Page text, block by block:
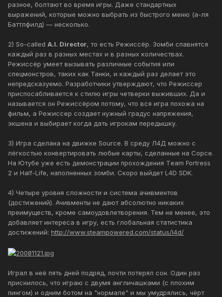
разное, болтают во время игры. Даже стандартных
выражений, которые можно выбрать из быстрого меню (а-ля
Баттлфилд) — несколько.
2) So-called A.I. Director, то есть Режиссёр. Зомби спавнятся
каждый раз в разных местах и в разных количествах.
Режиссёр умеет вызывать различные события или
спецмонстров, таких как Танки, и каждый раз делает это
непредсказуемо. Разработчики утверждают, что Режиссер
приспосабливается к стилю игры четверки выживших. Да и
называется он Режиссёром потому, что вся игра похожа на
фильм, а Режиссер создает нужный градус напряжения,
экшена и выбирает когда дать игрокам передышку.
3) Игра сделана на движке Source. В среду Л4Д можно с
лёгкостью конвертировать любые карты, сделанные на Сорсе.
На Ютубе уже есть демонстрации прохождения Тeam Fortress
2 и Half-Life, наполненных зомби. Скоро выйдет L4D SDK.
4) Четыре уровня сложности и система ачивментов
(достижений). Ачивменты не дают абсолютно никаких
преимуществ, кроме самоудовлетворения. Тем не менее, это
добавляет интереса в игру, есть глобальная статистика
достижений: http://www.steampowered.com/status/l4d/
Играл в неё пять дней подряд, почти потерял сон. Один раз
приснилось, что играю с двумя англичашками (с плохим
пингом) и одним ботом на "нормале" и мы умудрялись, чёрт